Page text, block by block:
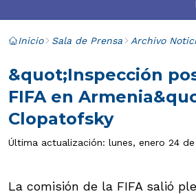
Inicio Sala de Prensa Archivo
&quot;Inspección
FIFA en
Clopatofsky
Última actualización: lunes, enero 24 de
La comisión de la FIFA salió